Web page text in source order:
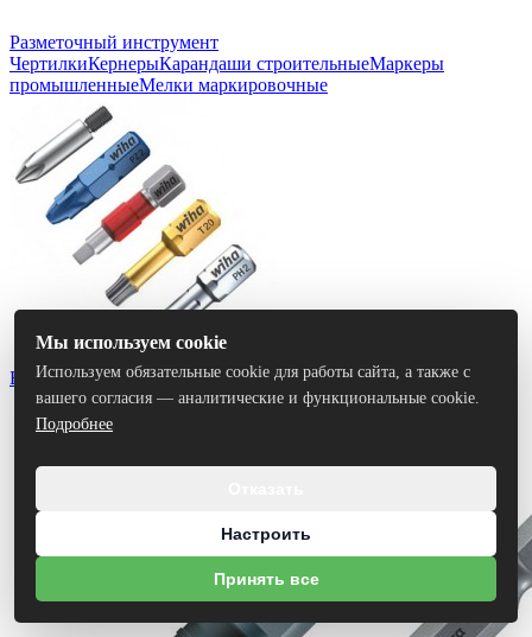
Разметочный инструмент
ЧертилкиКернерыКарандаши строительныеМаркеры
промышленныеМелки маркировочные
Биты
Мы используем cookie
Используем обязательные cookie для работы сайта, а также с
вашего согласия — аналитические и функциональные cookie.
Подробнее
Настроить
Принять все